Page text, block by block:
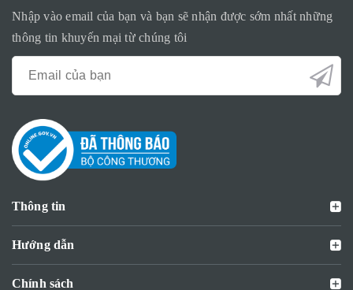
Nhập vào email của bạn và bạn sẽ nhận được sớm nhất những
thông tin khuyến mại từ chúng tôi
Thông tin
Hướng dẫn
Chính sách